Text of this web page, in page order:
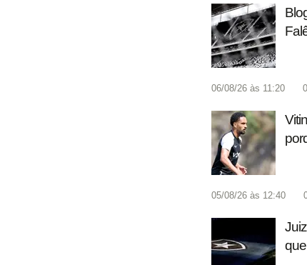
06/08/26 às 11:20 0
05/08/26 às 12:40
que